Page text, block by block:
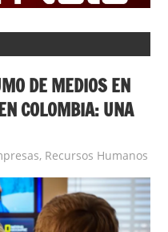
DE MEDIOS EN
COLOMBIA: UNA
Herrera
, Recursos Humanos